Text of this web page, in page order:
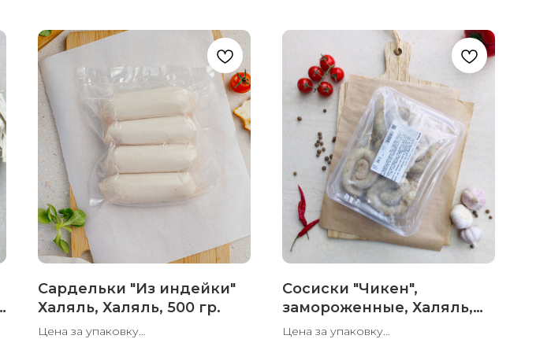
Сардельки "Из индейки"
Халяль, Халяль, 500 гр.
Цена за упаковку
Сосиски "Чикен",
замороженные, Халяль,
800 гр
Цена за упаковку